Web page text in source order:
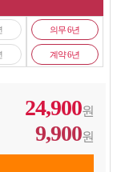
의무 6년
계약 6년
24,900원
9,900원